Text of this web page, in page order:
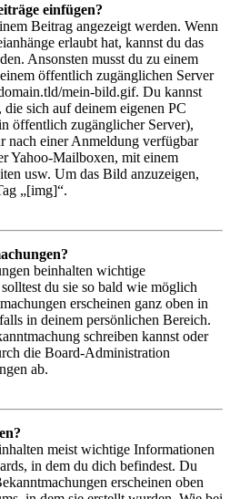
einfügen?
Beitrag angezeigt werden. Wenn
erlaubt hat, kannst du das
Ansonsten musst du zu einem
öffentlich zugänglichen Server
mein-bild.gif. Du kannst
sich auf deinem eigenen PC
öffentlich zugänglicher Server),
nach einer Anmeldung verfügbar
Yahoo-Mailboxen, mit einem
usw. Um das Bild anzuzeigen,
„[img]“.
beinhalten wichtige
du sie so bald wie möglich
erscheinen ganz oben in
in deinem persönlichen Bereich.
schreiben kannst oder
die Board-Administration
ab.
meist wichtige Informationen
in dem du dich befindest. Du
erscheinen oben